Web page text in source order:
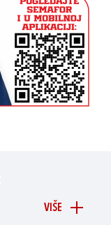
VIŠE